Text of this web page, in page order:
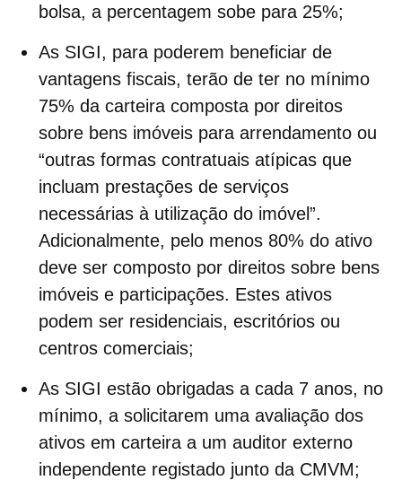
bolsa, a percentagem sobe para 25%;
As SIGI, para poderem beneficiar de
vantagens fiscais, terão de ter no mínimo
75% da carteira composta por direitos
sobre bens imóveis para arrendamento ou
“outras formas contratuais atípicas que
incluam prestações de serviços
necessárias à utilização do imóvel”.
Adicionalmente, pelo menos 80% do ativo
deve ser composto por direitos sobre bens
imóveis e participações. Estes ativos
podem ser residenciais, escritórios ou
centros comerciais;
As SIGI estão obrigadas a cada 7 anos, no
mínimo, a solicitarem uma avaliação dos
ativos em carteira a um auditor externo
independente registado junto da CMVM;